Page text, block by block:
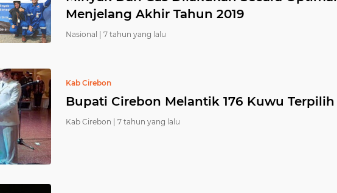
Menjelang Akhir Tahun 2019
Nasional | 7 tahun yang lalu
Kab Cirebon
Bupati Cirebon Melantik 176 Kuwu Terpilih
Kab Cirebon | 7 tahun yang lalu